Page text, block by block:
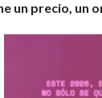
precio, un